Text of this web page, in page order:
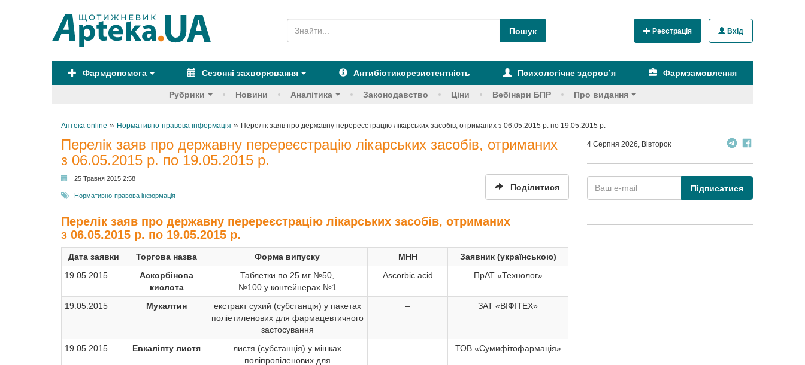
Реєстрація Вхід
Фармдопомога Сезонні захворювання Антибіотикорезистентність Психологічне здоров’я Фармзамовлення
Рубрики Новини Аналітика Законодавство Ціни Вебінари БПР Про видання
Аптека online » Нормативно-правова інформація » Перелік заяв про державну перереєстрацію лікарських засобів, отриманих з 06.05.2015 р. по 19.05.2015 р.
Перелік заяв про державну перереєстрацію лікарських засобів, отриманих
з 06.05.2015 р. по 19.05.2015 р.
25 Травня 2015 2:58
Нормативно-правова інформація
Поділитися
Перелік заяв про державну перереєстрацію лікарських засобів, отриманих
з 06.05.2015 р. по 19.05.2015 р.
Дата заявки Торгова назва Форма випуску МНН
Заявник (українською)
19.05.2015
Аскорбінова
кислота
Таблетки по 25 мг №50,
№100 у контейнерах №1
Ascorbic acid ПрАТ «Технолог»
19.05.2015 Мукалтин
екстракт сухий (субстанція) у пакетах
поліетиленових для фармацевтичного
застосування
– ЗАТ «ВІФІТЕХ»
19.05.2015 Евкаліпту листя
листя (субстанція) у мішках
поліпропіленових для
– ТОВ «Сумифітофармація»
4 Серпня 2026, Вівторок
Підписатися